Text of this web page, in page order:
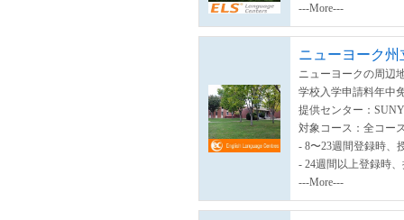
---More---
ニューヨーク
ニューヨークの周辺
学校入学申請料年中
提供センター：
対象コース：全コー
- 8〜23週間登録時、
- 24週間以上登録時
---More---